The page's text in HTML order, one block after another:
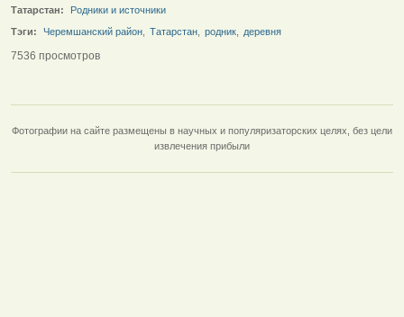
Татарстан:
Родники и источники
Тэги:
Черемшанский район Татарстан родник деревня
7536 просмотров
Фотографии на сайте размещены в научных и популяризаторских целях, без цели
извлечения прибыли